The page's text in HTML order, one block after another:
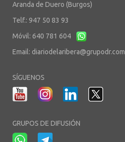
Aranda de Duero (Burgos)
Telf.: 947 50 83 93
Móvil: 640 781 604
Email: diariodelaribera@grupodr.com
SÍGUENOS
GRUPOS DE DIFUSIÓN